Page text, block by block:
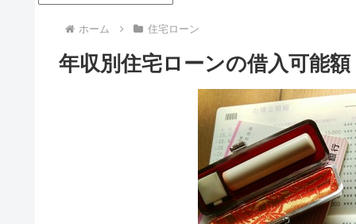
ホーム 住宅ローン
年収別住宅ローンの借入可能額